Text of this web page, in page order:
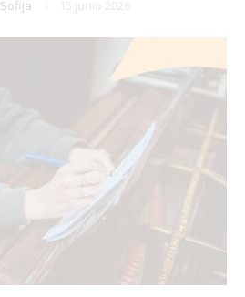
Sofija 15 junio 2026